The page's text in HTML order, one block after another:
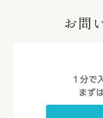
お問